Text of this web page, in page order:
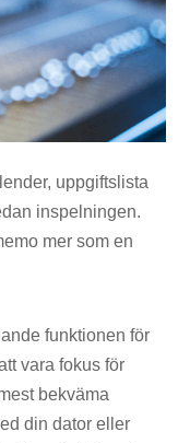
uppgiftslista
inspelningen.
mer som en
funktionen för
vara fokus för
bekväma
din dator eller